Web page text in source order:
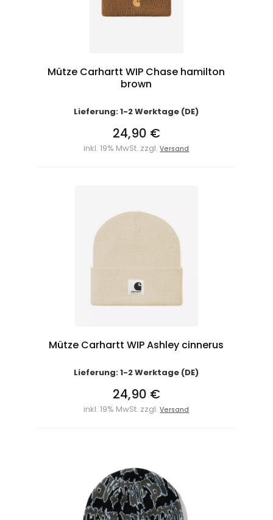
Mütze Carhartt WIP Chase hamilton
brown
Lieferung: 1-2 Werktage (DE)
24,90 €
inkl. 19% MwSt. zzgl.Versand
Mütze Carhartt WIP Ashley cinnerus
Lieferung: 1-2 Werktage (DE)
24,90 €
inkl. 19% MwSt. zzgl.Versand